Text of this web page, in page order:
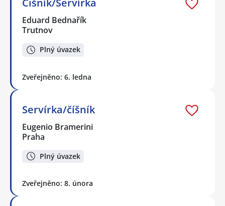
Čišník/Servírka
Eduard Bednařík
Trutnov
Plný úvazek
Zveřejněno: 6. ledna
Servírka/číšník
Eugenio Bramerini
Praha
Plný úvazek
Zveřejněno: 8. února